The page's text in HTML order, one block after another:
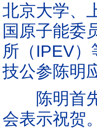
北京大学、
国原子能委
所（IPEV
技公参陈明
陈明首先
会表示祝贺